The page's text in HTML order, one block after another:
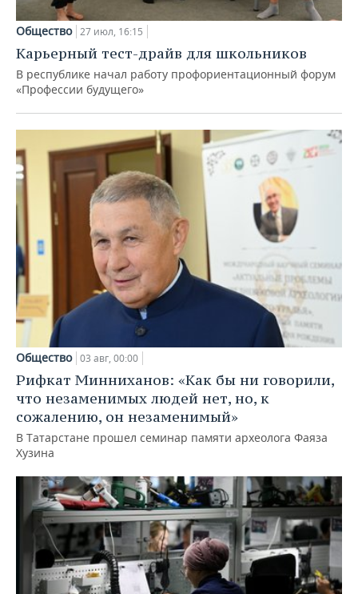
Общество 27 июл, 16:15
Карьерный тест-драйв для школьников
В республике начал работу профориентационный форум
«Профессии будущего»
Общество 03 авг, 00:00
Рифкат Минниханов: «Как бы ни говорили,
что незаменимых людей нет, но, к
сожалению, он незаменимый»
В Татарстане прошел семинар памяти археолога Фаяза
Хузина